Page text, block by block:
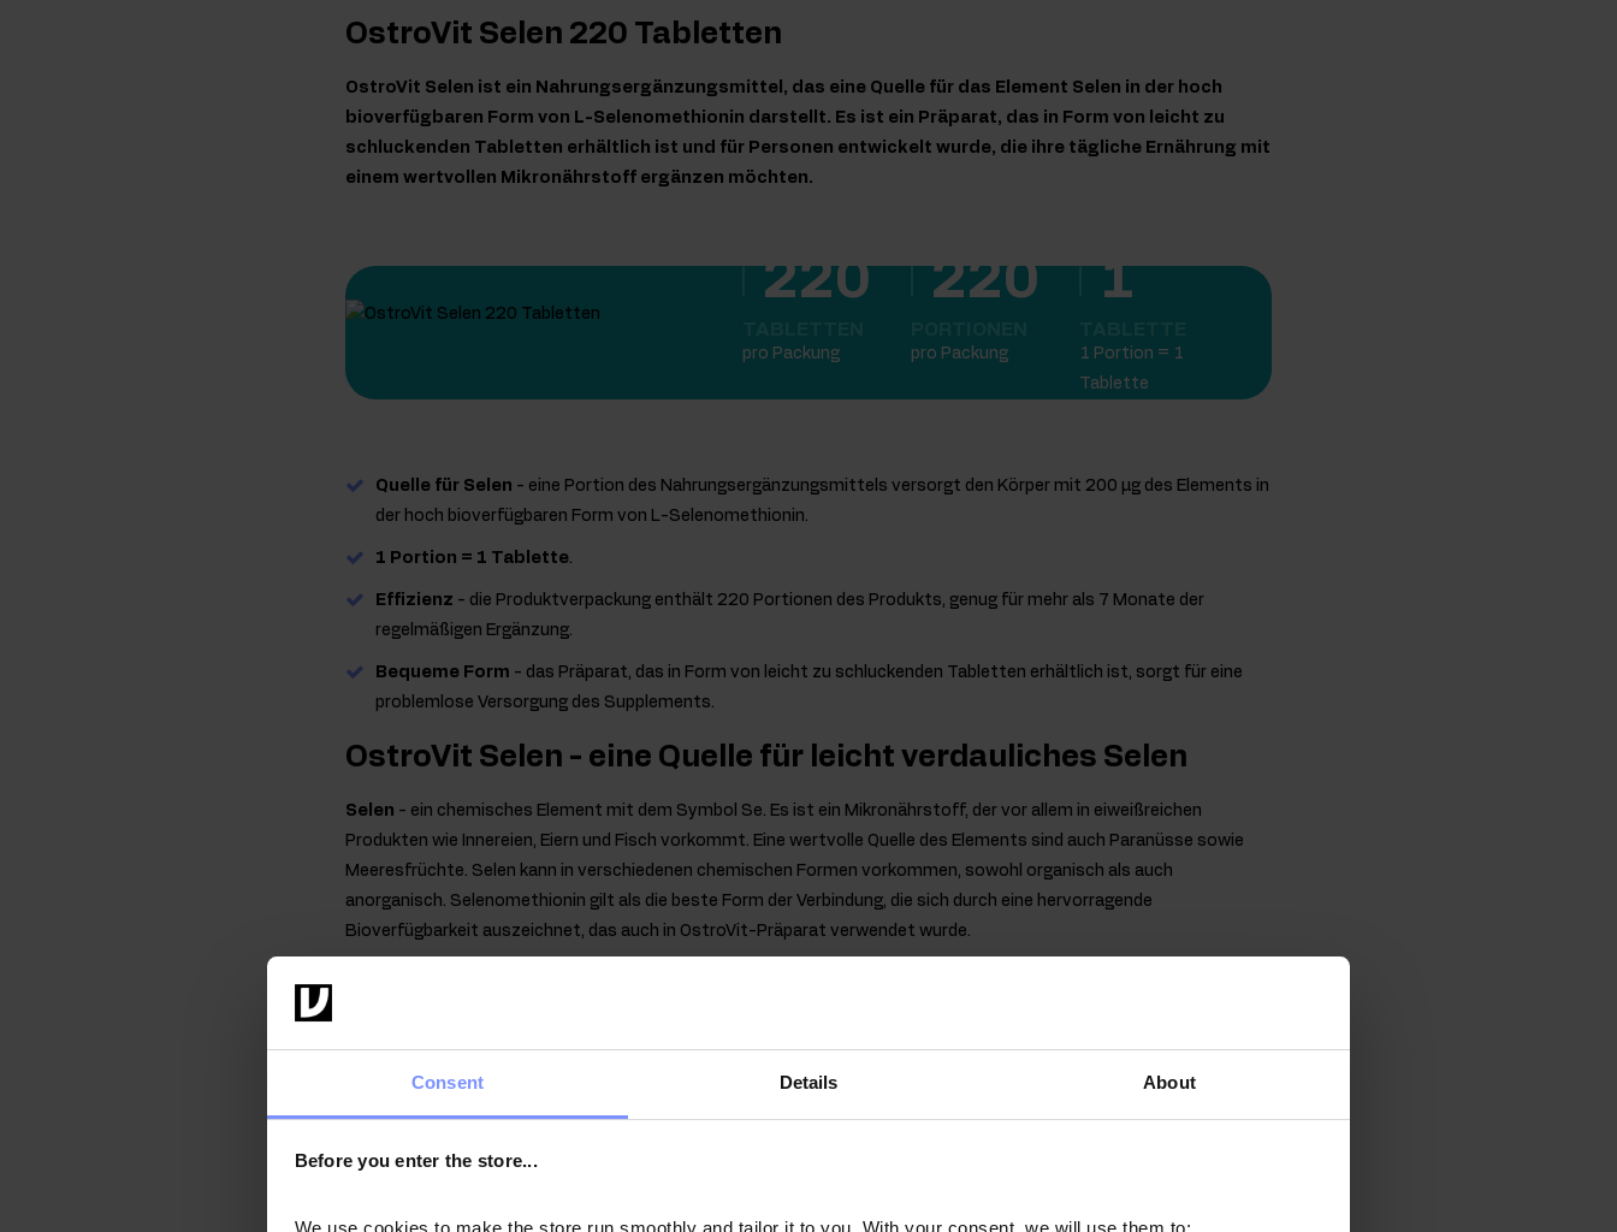
Consent Details About
Before you enter the store...
We use cookies to make the store run smoothly and tailor it to you. With your consent, we will use them to:
OstroVit Selen 220 Tabletten
OstroVit Selen ist ein Nahrungsergänzungsmittel, das eine Quelle für das Element Selen in der hoch
bioverfügbaren Form von L-Selenomethionin darstellt. Es ist ein Präparat, das in Form von leicht zu
schluckenden Tabletten erhältlich ist und für Personen entwickelt wurde, die ihre tägliche Ernährung mit
einem wertvollen Mikronährstoff ergänzen möchten.
220
pro Packung
220
pro Packung
1
1 Portion = 1
Tablette
Quelle für Selen - eine Portion des Nahrungsergänzungsmittels versorgt den Körper mit 200 µg des Elements in
der hoch bioverfügbaren Form von L-Selenomethionin.
1 Portion = 1 Tablette.
Effizienz - die Produktverpackung enthält 220 Portionen des Produkts, genug für mehr als 7 Monate der
regelmäßigen Ergänzung.
Bequeme Form - das Präparat, das in Form von leicht zu schluckenden Tabletten erhältlich ist, sorgt für eine
problemlose Versorgung des Supplements.
OstroVit Selen - eine Quelle für leicht verdauliches Selen
Selen - ein chemisches Element mit dem Symbol Se. Es ist ein Mikronährstoff, der vor allem in eiweißreichen
Produkten wie Innereien, Eiern und Fisch vorkommt. Eine wertvolle Quelle des Elements sind auch Paranüsse sowie
Meeresfrüchte. Selen kann in verschiedenen chemischen Formen vorkommen, sowohl organisch als auch
anorganisch. Selenomethionin gilt als die beste Form der Verbindung, die sich durch eine hervorragende
Bioverfügbarkeit auszeichnet, das auch in OstroVit-Präparat verwendet wurde.
unterstützt die ordnungsgemäße Arbeit des Immunsystems. Der Stoff unterstützt auch den Zellschutz vor
oxidativem Stress und hilft bei der optimalen Funktion der Schilddrüse.